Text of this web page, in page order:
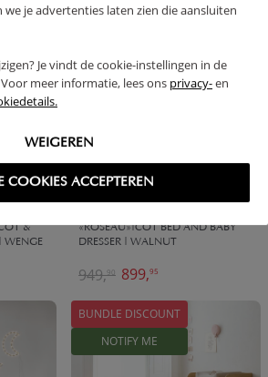
je advertenties laten zien die aansluiten
Je vindt de cookie-instellingen in de
meer informatie, lees ons privacy-en
WEIGEREN
COOKIES ACCEPTEREN
&
WENGE
«ROSEAU»|COT BED AND BABY
DRESSER | WALNUT
899,95
949,90
BUNDLE DISCOUNT
NOTIFY ME